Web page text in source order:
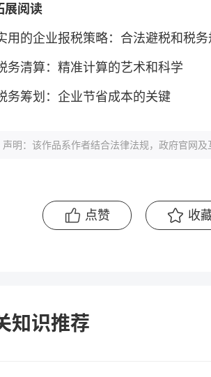
展阅读
用的企业报税策略：合法避税和税务
务清算：精准计算的艺术和科学
务筹划：企业节省成本的关键
声明：该作品系作者结合法律法规，政府官网
点赞 收
知识推荐